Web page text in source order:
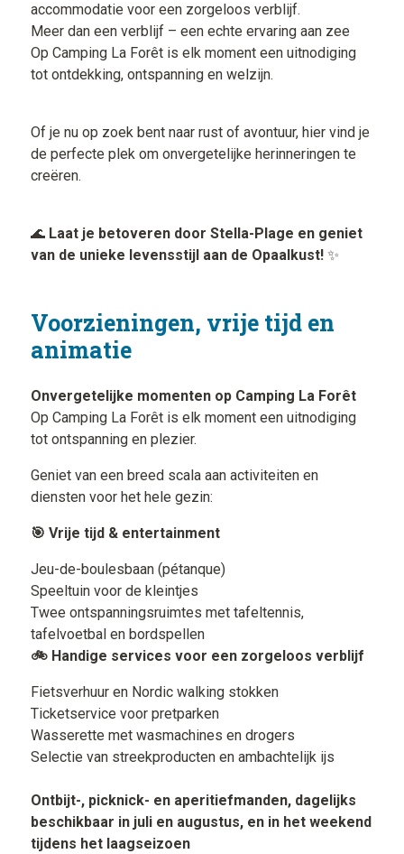
accommodatie voor een zorgeloos verblijf.
Meer dan een verblijf – een echte ervaring aan zee
Op Camping La Forêt is elk moment een uitnodiging
tot ontdekking, ontspanning en welzijn.
Of je nu op zoek bent naar rust of avontuur, hier vind je
de perfecte plek om onvergetelijke herinneringen te
creëren.
🌊 Laat je betoveren door Stella-Plage en geniet
van de unieke levensstijl aan de Opaalkust! ✨
Voorzieningen, vrije tijd en
animatie
Onvergetelijke momenten op Camping La Forêt
Op Camping La Forêt is elk moment een uitnodiging
tot ontspanning en plezier.
Geniet van een breed scala aan activiteiten en
diensten voor het hele gezin:
🎯 Vrije tijd & entertainment
Jeu-de-boulesbaan (pétanque)
Speeltuin voor de kleintjes
Twee ontspanningsruimtes met tafeltennis,
tafelvoetbal en bordspellen
🚲 Handige services voor een zorgeloos verblijf
Fietsverhuur en Nordic walking stokken
Ticketservice voor pretparken
Wasserette met wasmachines en drogers
Selectie van streekproducten en ambachtelijk ijs
Ontbijt-, picknick- en aperitiefmanden, dagelijks
beschikbaar in juli en augustus, en in het weekend
tijdens het laagseizoen